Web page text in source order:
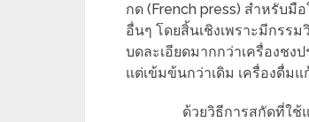
กด (French press) สำหรับมื
อื่นๆ โดยสิ้นเชิงเพราะมีกรร
บดละเอียดมากกว่าเครื่องชง
แต่เข้มข้นกว่าเดิม เครื่องดื่ม
ด้วยวิธีการสกัดที่ใช้